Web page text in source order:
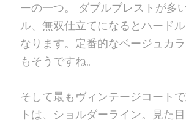
ーの一つ。 ダブルブレストが多
ル、無双仕立てになるとハード
なります。定番的なベージュカ
もそうですね。
そして最もヴィンテージコート
トは、ショルダーライン。見た